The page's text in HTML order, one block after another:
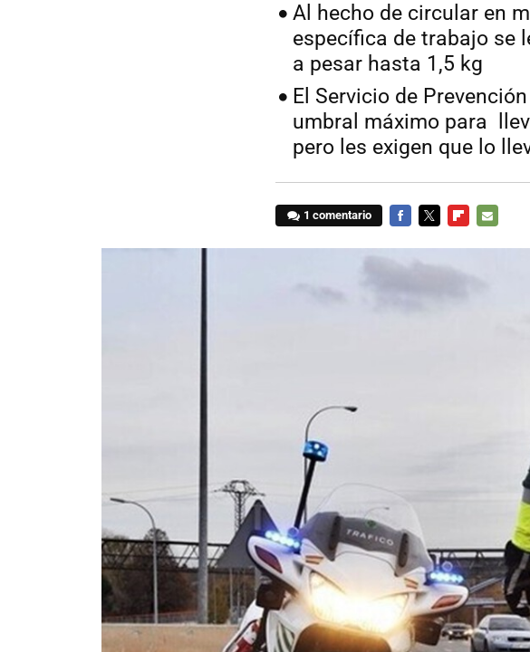
Al hecho de circular en
específica de trabajo se
a pesar hasta 1,5 kg
El Servicio de
umbral máximo para
pero les exigen que lo
1 comentario